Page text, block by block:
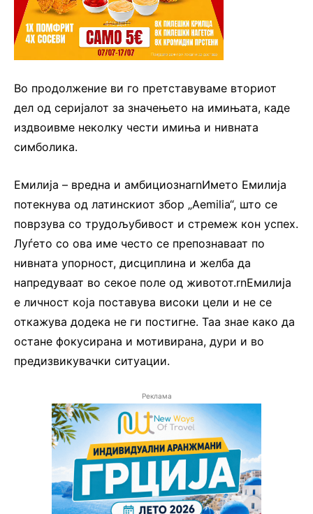
Во продолжение ви го претставуваме вториот
дел од серијалот за значењето на имињата, каде
издвоивме неколку чести имиња и нивната
симболика.
Емилија – вредна и амбициознаrnИмето Емилија
потекнува од латинскиот збор „Aemilia“, што се
поврзува со трудољубивост и стремеж кон успех.
Луѓето со ова име често се препознаваат по
нивната упорност, дисциплина и желба да
напредуваат во секое поле од животот.rnЕмилија
е личност која поставува високи цели и не се
откажува додека не ги постигне. Таа знае како да
остане фокусирана и мотивирана, дури и во
предизвикувачки ситуации.
Реклама